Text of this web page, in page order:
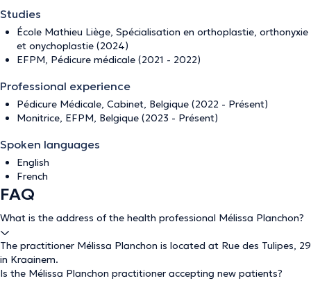
Studies
École Mathieu Liège, Spécialisation en orthoplastie, orthonyxie
et onychoplastie (2024)
EFPM, Pédicure médicale (2021 - 2022)
Professional experience
Pédicure Médicale, Cabinet, Belgique (2022 - Présent)
Monitrice, EFPM, Belgique (2023 - Présent)
Spoken languages
English
French
FAQ
What is the address of the health professional Mélissa Planchon?
The practitioner Mélissa Planchon is located at Rue des Tulipes, 29
in Kraainem.
Is the Mélissa Planchon practitioner accepting new patients?